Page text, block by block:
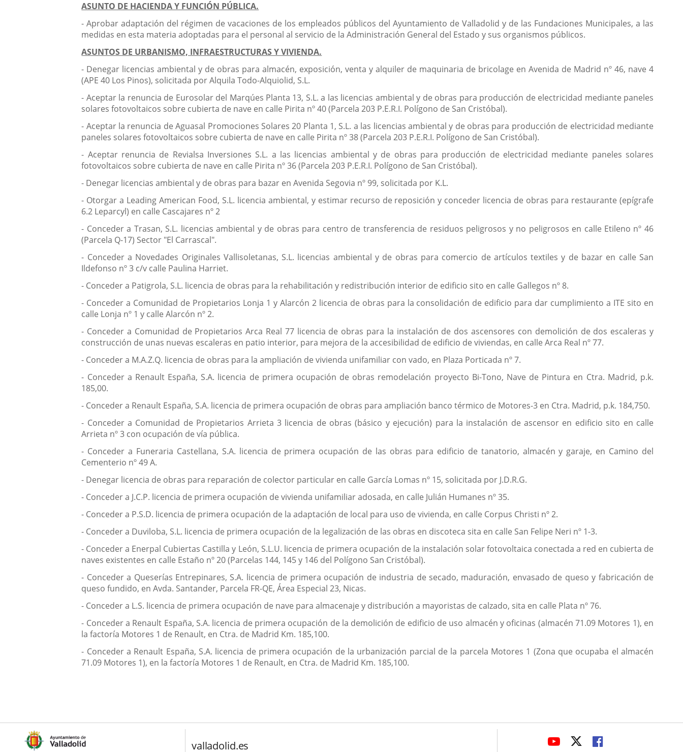
ASUNTO DE HACIENDA Y FUNCIÓN PÚBLICA.
- Aprobar adaptación del régimen de vacaciones de los empleados públicos del Ayuntamiento de Valladolid y de las Fundaciones Municipales, a las
medidas en esta materia adoptadas para el personal al servicio de la Administración General del Estado y sus organismos públicos.
ASUNTOS DE URBANISMO, INFRAESTRUCTURAS Y VIVIENDA.
- Denegar licencias ambiental y de obras para almacén, exposición, venta y alquiler de maquinaria de bricolage en Avenida de Madrid nº 46, nave 4
(APE 40 Los Pinos), solicitada por Alquila Todo-Alquiolid, S.L.
- Aceptar la renuncia de Eurosolar del Marqúes Planta 13, S.L. a las licencias ambiental y de obras para producción de electricidad mediante paneles
solares fotovoltaicos sobre cubierta de nave en calle Pirita nº 40 (Parcela 203 P.E.R.I. Polígono de San Cristóbal).
- Aceptar la renuncia de Aguasal Promociones Solares 20 Planta 1, S.L. a las licencias ambiental y de obras para producción de electricidad mediante
paneles solares fotovoltaicos sobre cubierta de nave en calle Pirita nº 38 (Parcela 203 P.E.R.I. Polígono de San Cristóbal).
- Aceptar renuncia de Revialsa Inversiones S.L. a las licencias ambiental y de obras para producción de electricidad mediante paneles solares
fotovoltaicos sobre cubierta de nave en calle Pirita nº 36 (Parcela 203 P.E.R.I. Polígono de San Cristóbal).
- Denegar licencias ambiental y de obras para bazar en Avenida Segovia nº 99, solicitada por K.L.
- Otorgar a Leading American Food, S.L. licencia ambiental, y estimar recurso de reposición y conceder licencia de obras para restaurante (epígrafe
6.2 Leparcyl) en calle Cascajares nº 2
- Conceder a Trasan, S.L. licencias ambiental y de obras para centro de transferencia de residuos peligrosos y no peligrosos en calle Etileno nº 46
(Parcela Q-17) Sector "El Carrascal".
- Conceder a Novedades Originales Vallisoletanas, S.L. licencias ambiental y de obras para comercio de artículos textiles y de bazar en calle San
Ildefonso nº 3 c/v calle Paulina Harriet.
- Conceder a Patigrola, S.L. licencia de obras para la rehabilitación y redistribución interior de edificio sito en calle Gallegos nº 8.
- Conceder a Comunidad de Propietarios Lonja 1 y Alarcón 2 licencia de obras para la consolidación de edificio para dar cumplimiento a ITE sito en
calle Lonja nº 1 y calle Alarcón nº 2.
- Conceder a Comunidad de Propietarios Arca Real 77 licencia de obras para la instalación de dos ascensores con demolición de dos escaleras y
construcción de unas nuevas escaleras en patio interior, para mejora de la accesibilidad de edificio de viviendas, en calle Arca Real nº 77.
- Conceder a M.A.Z.Q. licencia de obras para la ampliación de vivienda unifamiliar con vado, en Plaza Porticada nº 7.
- Conceder a Renault España, S.A. licencia de primera ocupación de obras remodelación proyecto Bi-Tono, Nave de Pintura en Ctra. Madrid, p.k.
185,00.
- Conceder a Renault España, S.A. licencia de primera ocupación de obras para ampliación banco térmico de Motores-3 en Ctra. Madrid, p.k. 184,750.
- Conceder a Comunidad de Propietarios Arrieta 3 licencia de obras (básico y ejecución) para la instalación de ascensor en edificio sito en calle
Arrieta nº 3 con ocupación de vía pública.
- Conceder a Funeraria Castellana, S.A. licencia de primera ocupación de las obras para edificio de tanatorio, almacén y garaje, en Camino del
Cementerio nº 49 A.
- Denegar licencia de obras para reparación de colector particular en calle García Lomas nº 15, solicitada por J.D.R.G.
- Conceder a J.C.P. licencia de primera ocupación de vivienda unifamiliar adosada, en calle Julián Humanes nº 35.
- Conceder a P.S.D. licencia de primera ocupación de la adaptación de local para uso de vivienda, en calle Corpus Christi nº 2.
- Conceder a Duviloba, S.L. licencia de primera ocupación de la legalización de las obras en discoteca sita en calle San Felipe Neri nº 1-3.
- Conceder a Enerpal Cubiertas Castilla y León, S.L.U. licencia de primera ocupación de la instalación solar fotovoltaica conectada a red en cubierta de
naves existentes en calle Estaño nº 20 (Parcelas 144, 145 y 146 del Polígono San Cristóbal).
- Conceder a Queserías Entrepinares, S.A. licencia de primera ocupación de industria de secado, maduración, envasado de queso y fabricación de
queso fundido, en Avda. Santander, Parcela FR-QE, Área Especial 23, Nicas.
- Conceder a L.S. licencia de primera ocupación de nave para almacenaje y distribución a mayoristas de calzado, sita en calle Plata nº 76.
- Conceder a Renault España, S.A. licencia de primera ocupación de la demolición de edificio de uso almacén y oficinas (almacén 71.09 Motores 1), en
la factoría Motores 1 de Renault, en Ctra. de Madrid Km. 185,100.
- Conceder a Renault España, S.A. licencia de primera ocupación de la urbanización parcial de la parcela Motores 1 (Zona que ocupaba el almacén
71.09 Motores 1), en la factoría Motores 1 de Renault, en Ctra. de Madrid Km. 185,100.
valladolid.es
LINK
LINKLINK